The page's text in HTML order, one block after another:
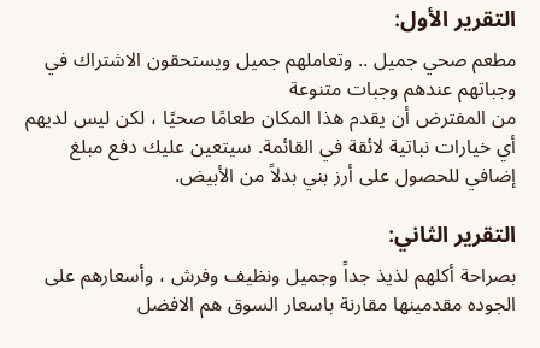
التقرير الأول:
مطعم صحي جميل .. وتعاملهم جميل ويستحقون الاشتراك في
وجباتهم عندهم وجبات متنوعة
من المفترض أن يقدم هذا المكان طعامًا صحيًا ، لكن ليس لديهم
أي خيارات نباتية لائقة في القائمة. سيتعين عليك دفع مبلغ
إضافي للحصول على أرز بني بدلاً من الأبيض.
التقرير الثاني:
بصراحة أكلهم لذيذ جداً وجميل ونظيف وفرش ، وأسعارهم على
الجوده مقدمينها مقارنة باسعار السوق هم الافضل